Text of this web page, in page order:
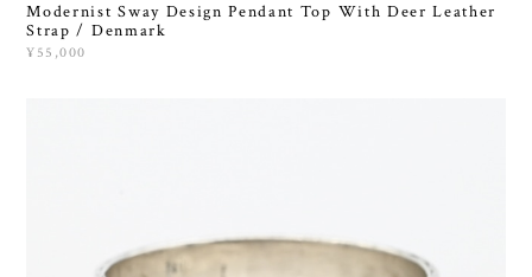
Modernist Sway Design Pendant Top With Deer Leather
Strap / Denmark
¥55,000